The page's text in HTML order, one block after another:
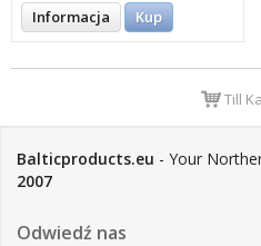
Informacja Kup
Till
Balticproducts.eu - Your
2007
Odwiedź nas